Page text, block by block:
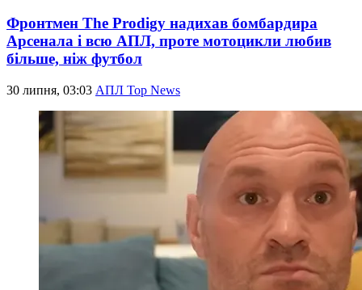
Фронтмен The Prodigy надихав бомбардира
Арсенала і всю АПЛ, проте мотоцикли любив
більше, ніж футбол
30 липня, 03:03 АПЛ Top News